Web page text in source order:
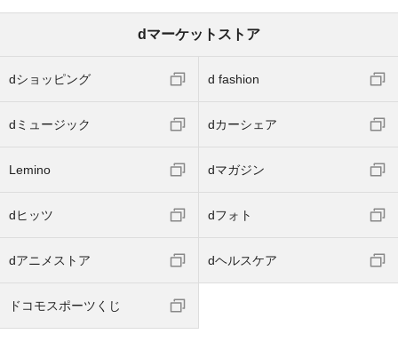
dマーケットストア
dショッピング d fashion
dミュージック dカーシェア
Lemino dマガジン
dヒッツ dフォト
dアニメストア dヘルスケア
ドコモスポーツくじ